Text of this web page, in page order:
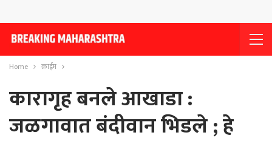
Home क्राईम
कारागृह बनले आखाडा :
जळगावात बंदीवान भिडले ; हे